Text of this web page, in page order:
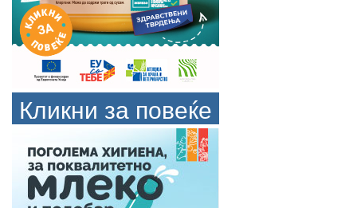
Кликни за повеќе